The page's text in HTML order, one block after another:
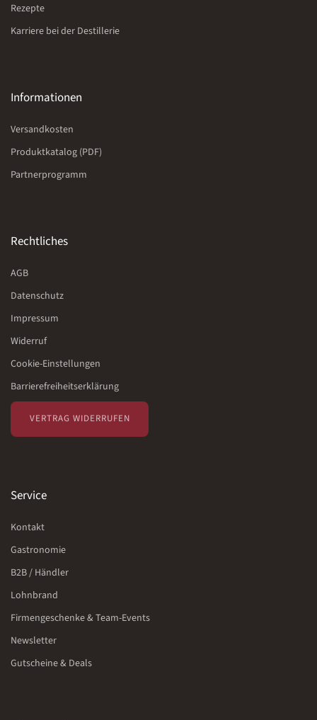
Rezepte
Karriere bei der Destillerie
Informationen
Versandkosten
Produktkatalog (PDF)
Partnerprogramm
Rechtliches
AGB
Datenschutz
Impressum
Widerruf
Cookie-Einstellungen
Barrierefreiheitserklärung
VERTRAG WIDERRUFEN
Service
Kontakt
Gastronomie
B2B / Händler
Lohnbrand
Firmengeschenke & Team-Events
Newsletter
Gutscheine & Deals